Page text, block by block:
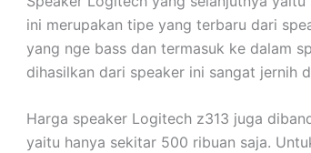
ini merupakan tipe yang terbaru dari
yang nge bass dan termasuk ke dalam
dihasilkan dari speaker ini sangat jernih
Harga speaker Logitech z313 juga
yaitu hanya sekitar 500 ribuan saja.